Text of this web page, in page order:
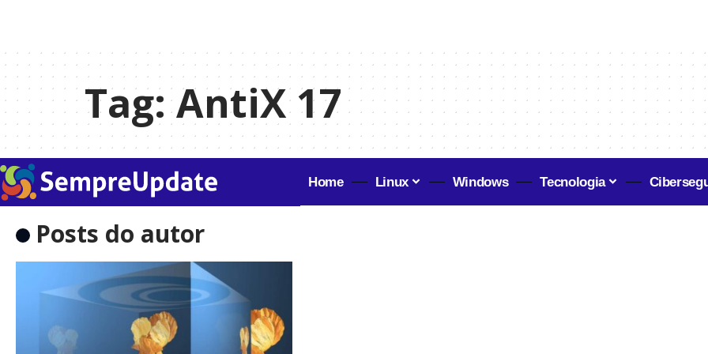
Tag:AntiX 17
Home Linux Windows Tecnologia
Posts do autor